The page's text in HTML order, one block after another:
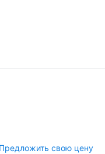
Предложить свою цену